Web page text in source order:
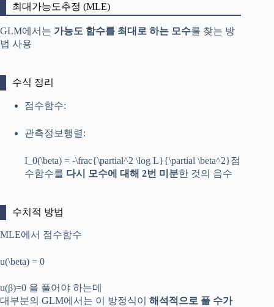
최대가능도추정 (MLE)
GLM에서는 가능도 함수를 최대로 하는 모수를 찾는 방
법 사용
수식 정리
점수함수:
관측정보행렬:
I_0(\beta) = -\frac{\partial^2 \log L}{\partial \beta^2}점
수함수를 다시 모수에 대해 2번 미분한 것의 음수
수치적 방법
MLE에서 점수함수
u(\beta) = 0
u(β)=0 을 풀어야 하는데
대부분의 GLM에서는 이 방정식이 해석적으로 풀 수가